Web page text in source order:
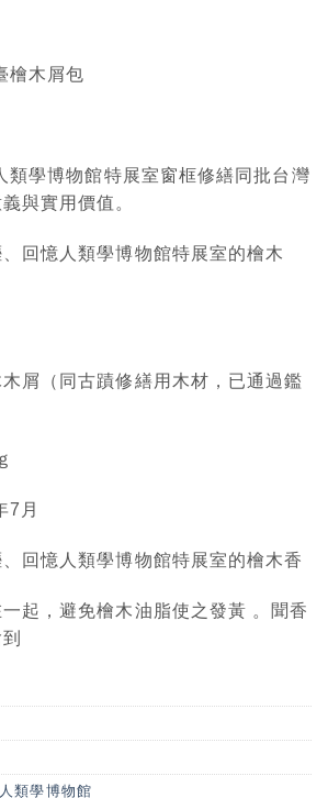
檜木屑包
類學博物館特展室窗框修繕同批台灣
與實用價值。
回憶人類學博物館特展室的檜木
屑（同古蹟修繕用木材，已通過鑑
7月
回憶人類學博物館特展室的檜木香
起，避免檜木油脂使之發黃 。聞香
類學博物館